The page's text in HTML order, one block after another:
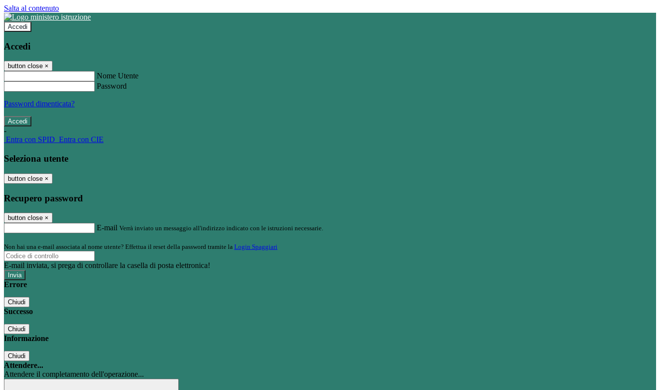
Salta al contenuto
Accedi
Accedi
button close ×
Nome Utente
Password
Password dimenticata?
-
Entra con SPID Entra con CIE
Seleziona utente
button close ×
Recupero password
button close ×
E-mail Verrà inviato un messaggio all'indirizzo indicato con le istruzioni necessarie.
Non hai una e-mail associata al nome utente? Effettua il reset della password tramite la Login Spaggiari
E-mail inviata, si prega di controllare la casella di posta elettronica!
Errore
Chiudi
Successo
Chiudi
Informazione
Chiudi
Attendere...
Attendere il completamento dell'operazione...